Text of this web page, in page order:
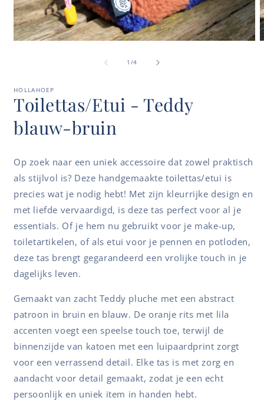
1 /van
4
HOLLAHOEP
Toilettas/Etui - Teddy
blauw-bruin
Op zoek naar een uniek accessoire dat zowel praktisch
als stijlvol is? Deze handgemaakte toilettas/etui is
precies wat je nodig hebt! Met zijn kleurrijke design en
met liefde vervaardigd, is deze tas perfect voor al je
essentials. Of je hem nu gebruikt voor je make-up,
toiletartikelen, of als etui voor je pennen en potloden,
deze tas brengt gegarandeerd een vrolijke touch in je
dagelijks leven.
Gemaakt van zacht Teddy pluche met een abstract
patroon in bruin en blauw. De oranje rits met lila
accenten voegt een speelse touch toe, terwijl de
binnenzijde van katoen met een luipaardprint zorgt
voor een verrassend detail. Elke tas is met zorg en
aandacht voor detail gemaakt, zodat je een echt
persoonlijk en uniek item in handen hebt.